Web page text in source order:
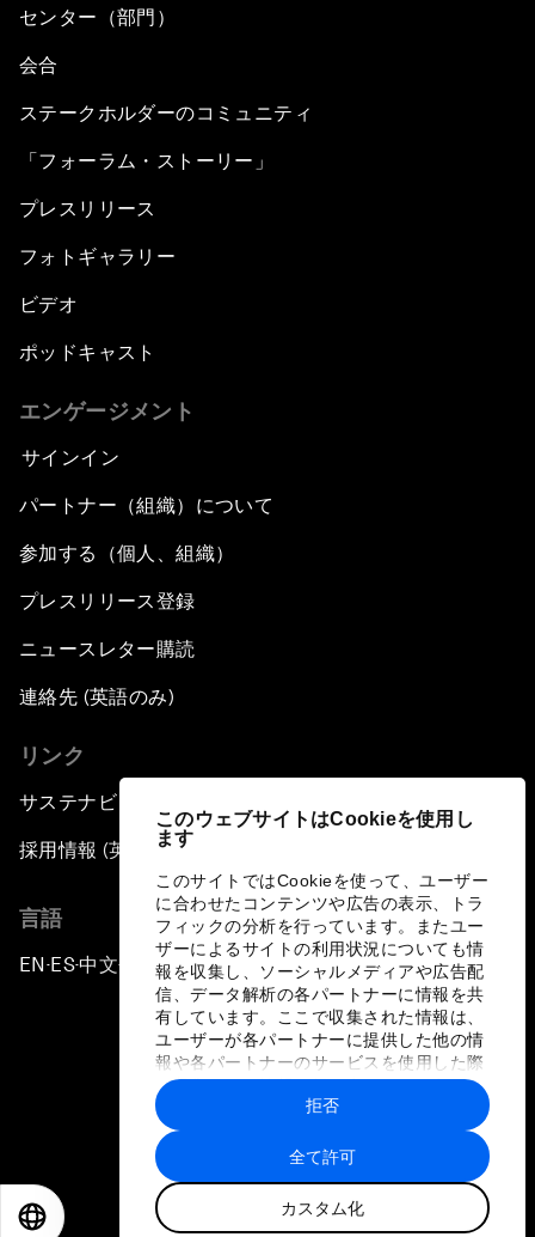
このウェブサイトはCookieを使用し
ます
このサイトではCookieを使って、ユーザー
に合わせたコンテンツや広告の表示、トラ
フィックの分析を行っています。またユー
ザーによるサイトの利用状況についても情
報を収集し、ソーシャルメディアや広告配
信、データ解析の各パートナーに情報を共
有しています。ここで収集された情報は、
ユーザーが各パートナーに提供した他の情
報や各パートナーのサービスを使用した際
に収集された情報と組み合わされ、各パー
トナーによって使用されることがありま
す。
全て許可
カスタム化
拒否
センター（部門）
会合
ステークホルダーのコミュニティ
「フォーラム・ストーリー」
プレスリリース
フォトギャラリー
ビデオ
ポッドキャスト
エンゲージメント
サインイン
パートナー（組織）について
参加する（個人、組織）
プレスリリース登録
ニュースレター購読
連絡先 (英語のみ)
リンク
サステナビリティへの取り組み
採用情報 (英語のみ)
言語
EN ▪ ES▪中文▪ 日本語
プライバシーポリシーと利用規約
サイトマップ
©
世界経済フォーラム